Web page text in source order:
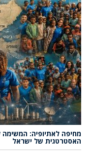
מחיפה לאתיופיה:
האסטרטגית של ישראל